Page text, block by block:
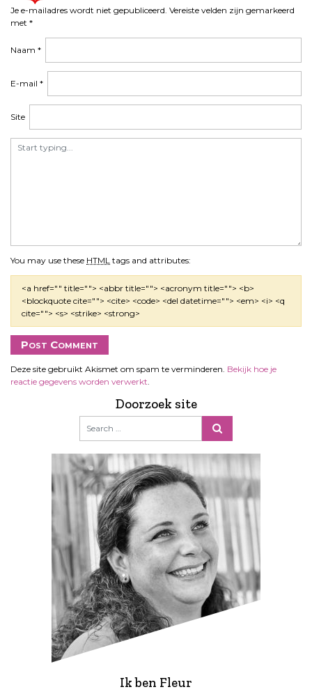
Je e-mailadres wordt niet gepubliceerd. Vereiste velden zijn gemarkeerd
met *
You may use these HTML tags and attributes:
<a href="" title=""> <abbr title=""> <acronym title=""> <b>
<blockquote cite=""> <cite> <code> <del datetime=""> <em> <i> <q
cite=""> <s> <strike> <strong>
Naam *
E-mail *
Site
Deze site gebruikt Akismet om spam te verminderen. Bekijk hoe je
reactie gegevens worden verwerkt
Doorzoek site
Ik ben Fleur